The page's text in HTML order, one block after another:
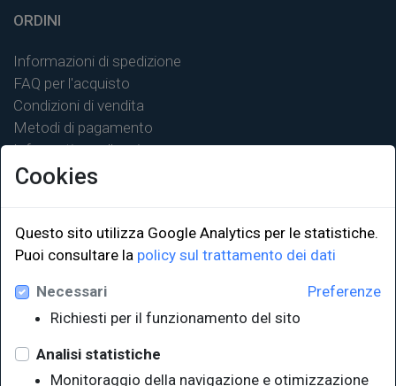
ORDINI
Informazioni di spedizione
FAQ per l'acquisto
Condizioni di vendita
Metodi di pagamento
Informativa sulla privacy
LINK ISTITUZIONALI
Università degli Studi di Trieste
Sistema Bibliotecario di Ateneo
EUT in cifre
Cookies
Questo sito utilizza Google Analytics per le statistiche.
Puoi consultare la policy sul trattamento dei dati
Preferenze
Necessari
Richiesti per il funzionamento del sito
Analisi statistiche
Monitoraggio della navigazione e otimizzazione